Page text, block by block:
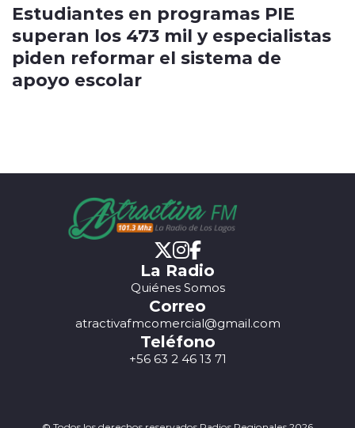
Estudiantes en programas PIE
superan los 473 mil y especialistas
piden reformar el sistema de
apoyo escolar
La Radio
Quiénes Somos
Correo
atractivafmcomercial@gmail.com
Teléfono
+56 63 2 46 13 71